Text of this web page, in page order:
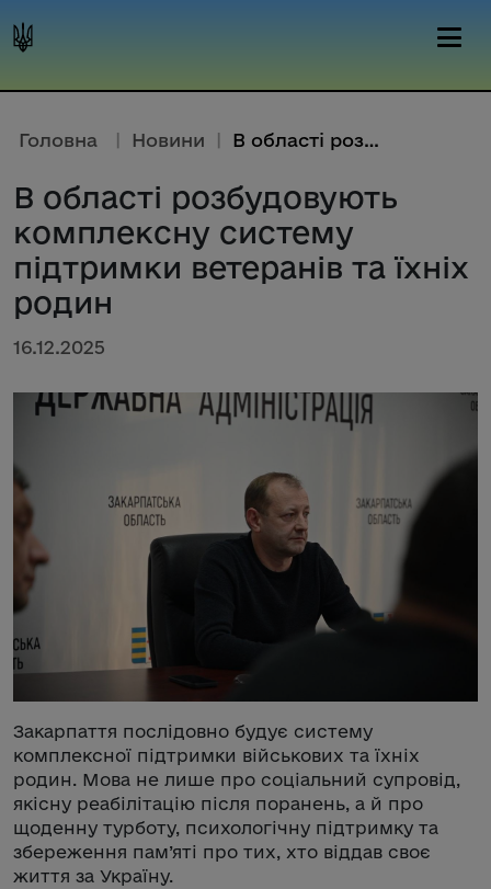
Головна | Новини | В області розбудовують комплек...
В області розбудовують
комплексну систему
підтримки ветеранів та їхніх
родин
16.12.2025
Закарпаття послідовно будує систему
комплексної підтримки військових та їхніх
родин. Мова не лише про соціальний супровід,
якісну реабілітацію після поранень, а й про
щоденну турботу, психологічну підтримку та
збереження пам’яті про тих, хто віддав своє
життя за Україну.